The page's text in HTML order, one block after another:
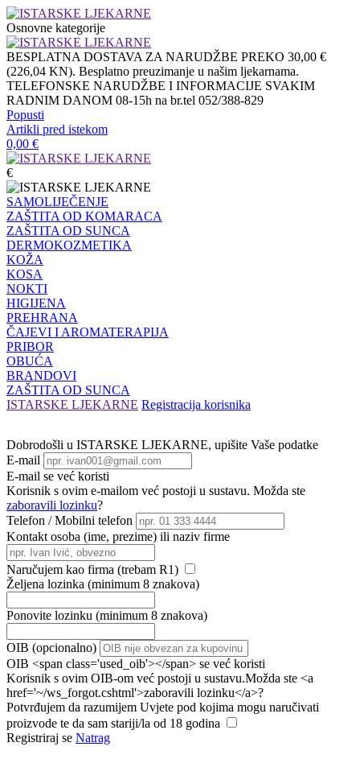
Osnovne kategorije
BESPLATNA DOSTAVA ZA NARUDŽBE PREKO 30,00 €
(226,04 KN). Besplatno preuzimanje u našim ljekarnama.
TELEFONSKE NARUDŽBE I INFORMACIJE SVAKIM
RADNIM DANOM 08-15h na br.tel 052/388-829
Popusti
Artikli pred istekom
0,00 €
€
SAMOLIJEČENJE
ZAŠTITA OD KOMARACA
ZAŠTITA OD SUNCA
DERMOKOZMETIKA
KOŽA
KOSA
NOKTI
HIGIJENA
PREHRANA
ČAJEVI I AROMATERAPIJA
PRIBOR
OBUĆA
BRANDOVI
ZAŠTITA OD SUNCA
ISTARSKE LJEKARNE Registracija korisnika
Dobrodošli u ISTARSKE LJEKARNE, upišite Vaše podatke
E-mail
E-mail se već koristi
Korisnik s ovim e-mailom već postoji u sustavu. Možda ste
zaboravili lozinku?
Telefon / Mobilni telefon
Kontakt osoba (ime, prezime) ili naziv firme
Naručujem kao firma (trebam R1)
Željena lozinka (minimum 8 znakova)
Ponovite lozinku (minimum 8 znakova)
OIB (opcionalno)
OIB <span class='used_oib'></span> se već koristi
Korisnik s ovim OIB-om već postoji u sustavu.Možda ste <a
href='~/ws_forgot.cshtml'>zaboravili lozinku</a>?
Potvrđujem da razumijem Uvjete pod kojima mogu naručivati
proizvode te da sam stariji/la od 18 godina
Registriraj se Natrag